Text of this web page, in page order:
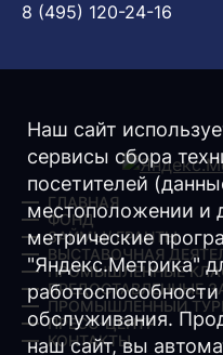
8 (495) 120-24-16
ГЛАВНАЯ
ФОНД
ЗАЙМЫ/ ГРАНТЫ
ВЫСТАВОЧНАЯ
ПРОМЫШЛЕННЫЕ
ПРЕДОСТАВЛЕННЫЕ
ПРОМЫШЛЕННЫЙ
ПРЕСС-ЦЕНТР
КОНТАКТЫ
Наш сайт
сервисы сбора
посетителей
местоположении и
метрические
"Яндекс.Метрика"
обслуживания.
наш сайт, вы